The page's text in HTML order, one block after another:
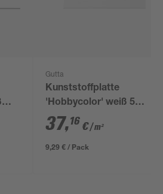
Gutta
Kunststoffplatte
'Hobbycolor' weiß 50
x 50 x 0,3 cm
37,16 €/ m²
9,29 € / Pack